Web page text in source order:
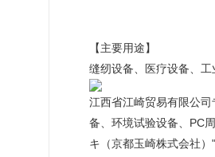
【主要用途】
缝纫设备、医疗设备、
江西省江崎贸易有限公
备、环境试验设备、PC
キ（京都玉崎株式会社